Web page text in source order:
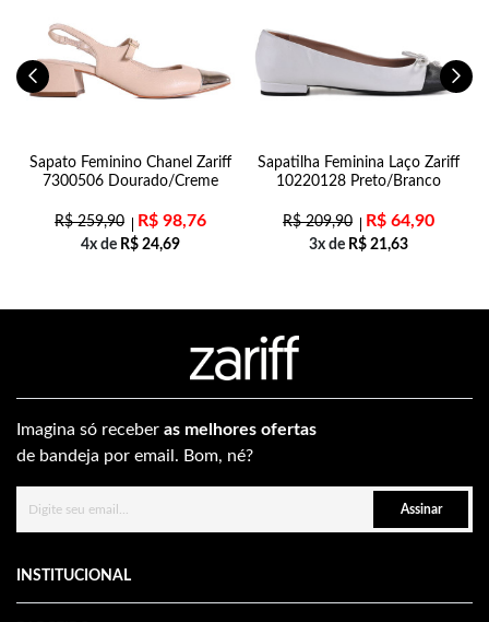
Sapato Feminino Chanel Zariff
7300506 Dourado/Creme
R$259,90 R$ 98,76
4x de R$ 24,69
Sapatilha Feminina Laço Zariff
10220128 Preto/Branco
R$209,90 R$ 64,90
3x de R$ 21,63
Imagina só receber as melhores ofertas
de bandeja por email. Bom, né?
Assinar
INSTITUCIONAL